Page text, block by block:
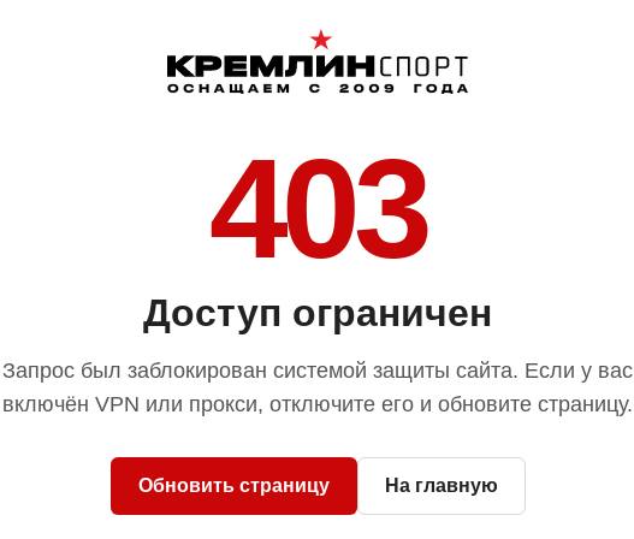
403
Доступ ограничен
Запрос был заблокирован системой защиты сайта. Если у вас
включён VPN или прокси, отключите его и обновите страницу.
Обновить страницу На главную